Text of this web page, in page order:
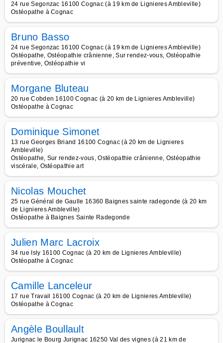
24 rue Segonzac 16100 Cognac (à 19 km de Lignieres Ambleville)
Ostéopathe à Cognac
Bruno Basso
24 rue Segonzac 16100 Cognac (à 19 km de Lignieres Ambleville)
Ostéopathe, Ostéopathie crânienne, Sur rendez-vous, Ostéopathie
préventive, Ostéopathie vi
Morgane Bluteau
20 rue Cobden 16100 Cognac (à 20 km de Lignieres Ambleville)
Ostéopathe à Cognac
Dominique Simonet
13 rue Georges Briand 16100 Cognac (à 20 km de Lignieres
Ambleville)
Ostéopathe, Sur rendez-vous, Ostéopathie crânienne, Ostéopathie
viscérale, Ostéopathie art
Nicolas Mouchet
25 rue Général de Gaulle 16360 Baignes sainte radegonde (à 20 km
de Lignieres Ambleville)
Ostéopathe à Baignes Sainte Radegonde
Julien Marc Lacroix
34 rue Isly 16100 Cognac (à 20 km de Lignieres Ambleville)
Ostéopathe à Cognac
Camille Lanceleur
17 rue Travail 16100 Cognac (à 20 km de Lignieres Ambleville)
Ostéopathe à Cognac
Angèle Boullault
Jurignac le Bourg Jurignac 16250 Val des vignes (à 21 km de